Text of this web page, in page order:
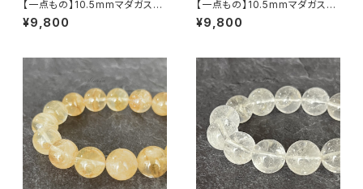
【一点もの】10.5mmマダガスカ
ル産 ディープ・ローズクォーツ
ブレスレット【鑑別済み】
¥9,800
【一点もの】10.5mmマダガスカ
ル産 虹入り アイリスローズクォ
ーツ ブレスレット 【鑑別済み】
¥9,800